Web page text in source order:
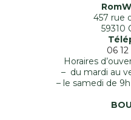
457 rue
59310
06
Horaires
– du mardi au
– le samedi de